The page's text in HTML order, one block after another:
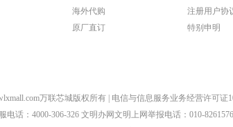
海外代购
原厂直订
注册用户协
特别申明
万联芯城版权所有 | 电信与信息服务业务经营许可证
电话：4000-306-326 文明办网文明上网举报电话：010-